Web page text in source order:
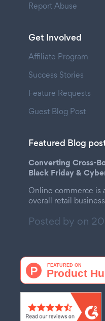
Report Abuse
Get Involved
Affiliate Program
Success Stories
Feature Requests
Guest Blog Post
Featured Blog
Converting Cross-
Black Friday &
Online commerce is
overall retail
Posted by on